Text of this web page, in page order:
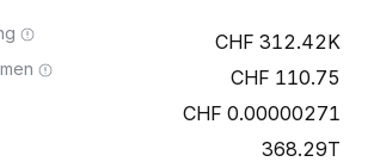
312.42K
110.75
0.00000271
368.29T